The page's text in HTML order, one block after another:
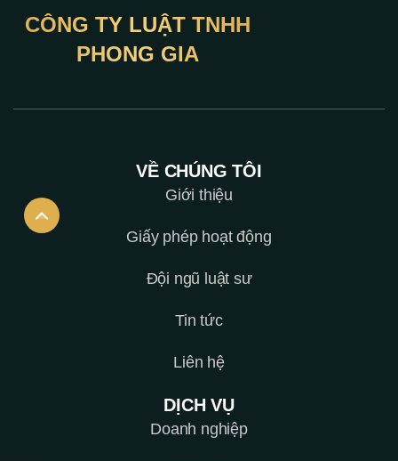
CÔNG TY LUẬT TNHH
PHONG GIA
VỀ CHÚNG TÔI
Giới thiệu
Giấy phép hoạt động
Đội ngũ luật sư
Tin tức
Liên hệ
DỊCH VỤ
Doanh nghiệp